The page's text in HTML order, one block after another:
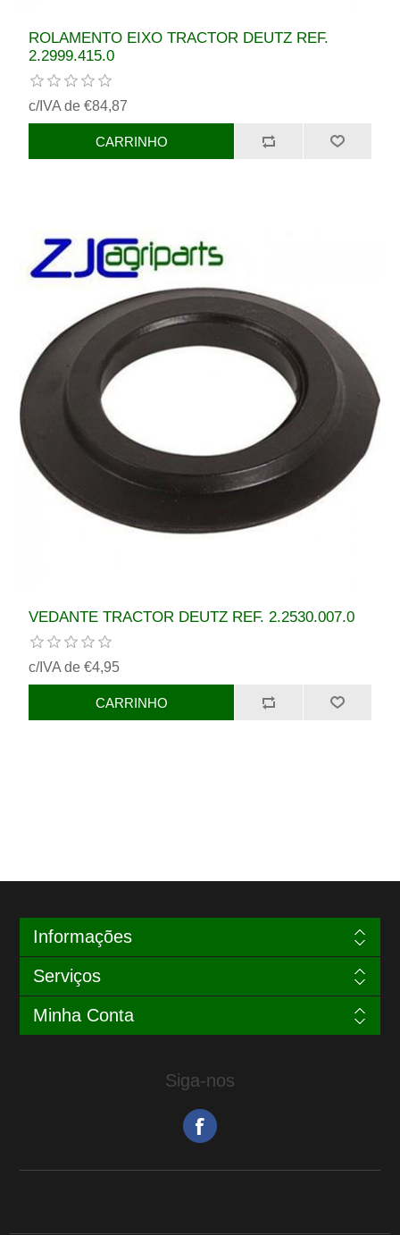
ROLAMENTO EIXO TRACTOR DEUTZ REF.
2.2999.415.0
c/IVA de €84,87
VEDANTE TRACTOR DEUTZ REF. 2.2530.007.0
c/IVA de €4,95
Informações
Serviços
Minha Conta
Siga-nos